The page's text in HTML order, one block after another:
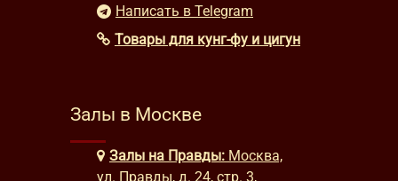
Написать в Telegram
Товары для кунг-фу и цигун
Залы в Москве
Залы на Правды: Москва,
ул. Правды, д. 24, стр. 3,